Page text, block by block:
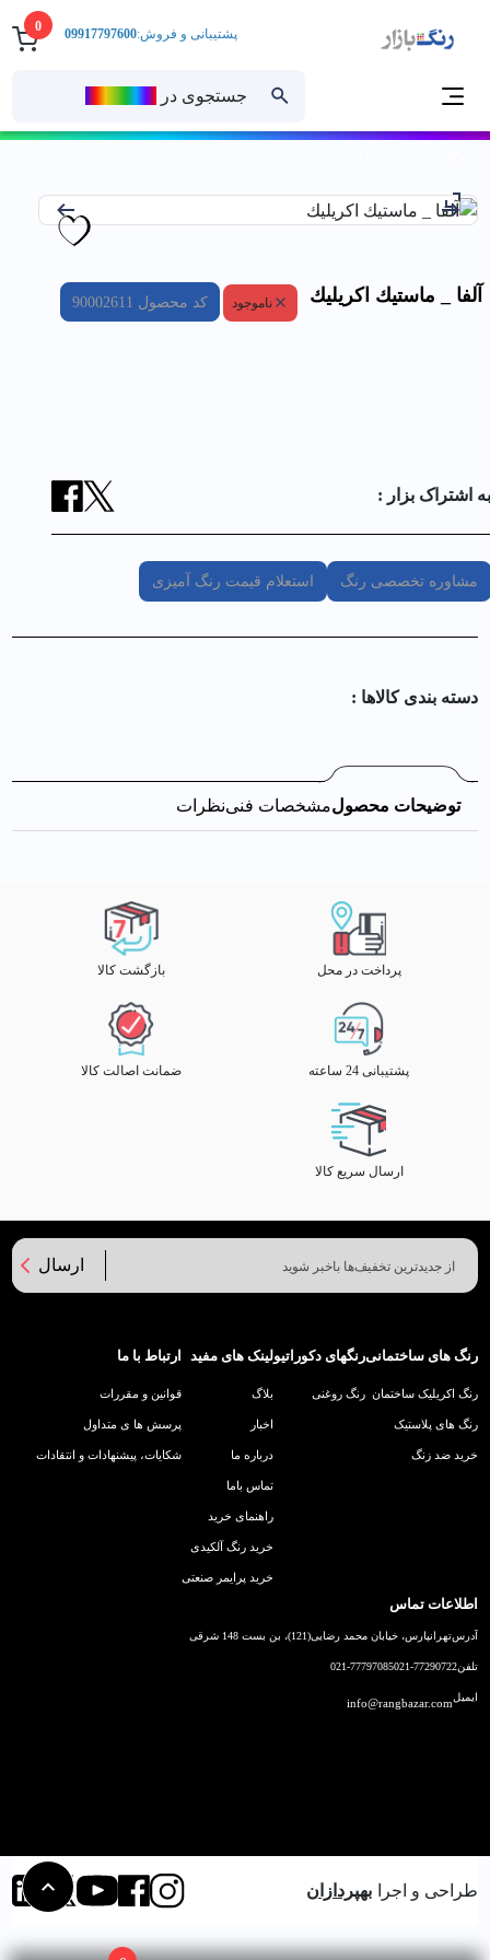
0
جستجوی در
پشتیبانی و فروش:09917797600
آلفا _ ماستيك اكريليك ناموجود کد محصول 90002611
به اشتراک بزار :
مشاوره تخصصی رنگ استعلام قیمت رنگ آمیزی
دسته بندی کالا‌ها :
توضیحات محصولمشخصات فنینظرات
پرداخت در محل بازگشت کالا
پشتیبانی 24 ساعته ضمانت اصالت کالا
ارسال سریع کالا
ارسال
رنگ های ساختمانی
رنگ اکریلیک ساختمان
رنگ های پلاستیک
خرید ضد زنگ
رنگهای دکوراتیو
رنگ روغنی
لینک های مفید
بلاگ
اخبار
درباره ما
تماس باما
راهنمای خرید
خرید رنگ آلکیدی
خرید پرایمر صنعتی
ارتباط با ما
قوانین و مقررات
پرسش ها ی متداول
شکایات، پیشنهادات و انتقادات
اطلاعات تماس
آدرستهرانپارس، خیابان محمد رضایی(121)، بن بست 148 شرقی
تلفن021-77290722
021-77797085
ایمیلinfo@rangbazar.com
طراحی و اجرا بهپردازان